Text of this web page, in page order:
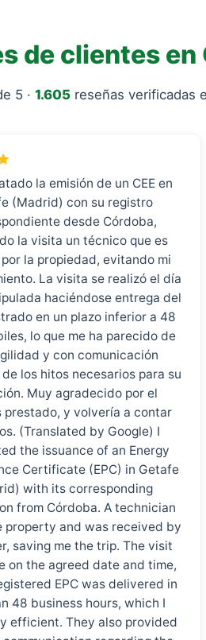
de clientes en
5 · 1.605 reseñas verificadas
la emisión de un CEE en
(Madrid) con su registro
desde Córdoba,
la visita un técnico que es
la propiedad, evitando mi
La visita se realizó el día
haciéndose entrega del
en un plazo inferior a 48
lo que me ha parecido de
y con comunicación
los hitos necesarios para su
Muy agradecido por el
prestado, y volvería a contar
(Translated by Google) I
the issuance of an Energy
Certificate (EPC) in Getafe
with its corresponding
from Córdoba. A technician
property and was received by
saving me the trip. The visit
on the agreed date and time,
EPC was delivered in
48 business hours, which I
efficient. They also provided